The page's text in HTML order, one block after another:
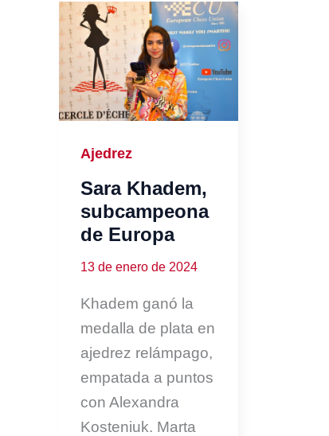
Ajedrez
Sara Khadem,
subcampeona
de Europa
13 de enero de 2024
Khadem ganó la
medalla de plata en
ajedrez relámpago,
empatada a puntos
con Alexandra
Kosteniuk. Marta